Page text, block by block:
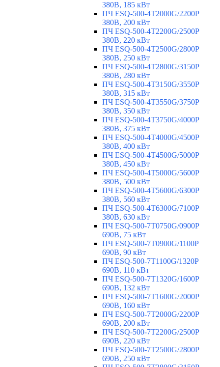
380В, 185 кВт
ПЧ ESQ-500-4T2000G/2200P
380В, 200 кВт
ПЧ ESQ-500-4T2200G/2500P
380В, 220 кВт
ПЧ ESQ-500-4T2500G/2800P
380В, 250 кВт
ПЧ ESQ-500-4T2800G/3150P
380В, 280 кВт
ПЧ ESQ-500-4T3150G/3550P
380В, 315 кВт
ПЧ ESQ-500-4T3550G/3750P
380В, 350 кВт
ПЧ ESQ-500-4T3750G/4000P
380В, 375 кВт
ПЧ ESQ-500-4T4000G/4500P
380В, 400 кВт
ПЧ ESQ-500-4T4500G/5000P
380В, 450 кВт
ПЧ ESQ-500-4T5000G/5600P
380В, 500 кВт
ПЧ ESQ-500-4T5600G/6300P
380В, 560 кВт
ПЧ ESQ-500-4T6300G/7100P
380В, 630 кВт
ПЧ ESQ-500-7T0750G/0900P
690В, 75 кВт
ПЧ ESQ-500-7T0900G/1100P
690В, 90 кВт
ПЧ ESQ-500-7T1100G/1320P
690В, 110 кВт
ПЧ ESQ-500-7T1320G/1600P
690В, 132 кВт
ПЧ ESQ-500-7T1600G/2000P
690В, 160 кВт
ПЧ ESQ-500-7T2000G/2200P
690В, 200 кВт
ПЧ ESQ-500-7T2200G/2500P
690В, 220 кВт
ПЧ ESQ-500-7T2500G/2800P
690В, 250 кВт